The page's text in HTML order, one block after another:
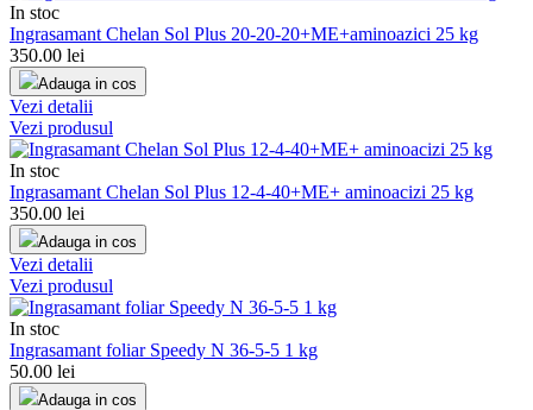
In stoc
Ingrasamant Chelan Sol Plus 20-20-20+ME+aminoazici 25 kg
350.00 lei
Adauga in cos
Vezi detalii
Vezi produsul
In stoc
Ingrasamant Chelan Sol Plus 12-4-40+ME+ aminoacizi 25 kg
350.00 lei
Adauga in cos
Vezi detalii
Vezi produsul
In stoc
Ingrasamant foliar Speedy N 36-5-5 1 kg
50.00 lei
Adauga in cos